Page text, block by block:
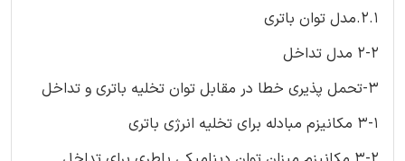
2.1.مدل توان باتری
2-2 مدل تداخل
3-تحمل پذیری خطا در مقابل توان تخلیه باتری و تداخل
3-1 مکانیزم مبادله برای تخلیه انرژی باتری